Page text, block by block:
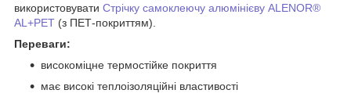
використовувати Стрічку самоклеючу алюмінієву ALENOR®
AL+PET (з ПЕТ-покриттям).
Переваги:
високоміцне термостійке покриття
має високі теплоізоляційні властивості